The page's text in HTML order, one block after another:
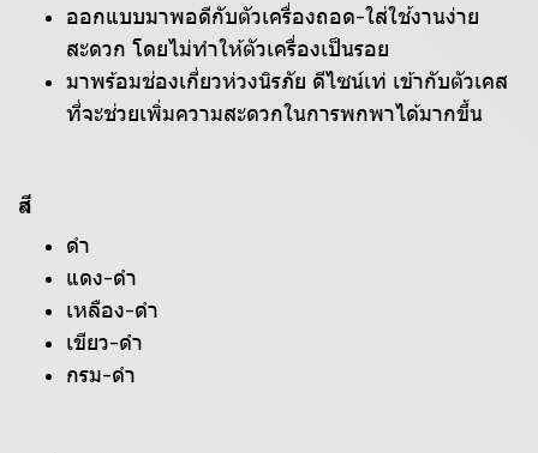
ออกแบบมาพอดีกับตัวเครื่องถอด-ใส่ใช้งานง่าย
สะดวก โดยไม่ทำให้ตัวเครื่องเป็นรอย
มาพร้อมช่องเกี่ยวห่วงนิรภัย ดีไซน์เท่ เข้ากับตัวเคส
ที่จะช่วยเพิ่มความสะดวกในการพกพาได้มากขึ้น
สี
ดำ
แดง-ดำ
เหลือง-ดำ
เขียว-ดำ
กรม-ดำ